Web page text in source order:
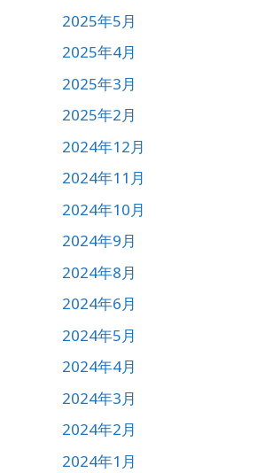
2025年5月
2025年4月
2025年3月
2025年2月
2024年12月
2024年11月
2024年10月
2024年9月
2024年8月
2024年6月
2024年5月
2024年4月
2024年3月
2024年2月
2024年1月